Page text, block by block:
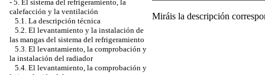
- 5. El sistema del refrigeramiento, la
calefacción y la ventilación
5.1. La descripción técnica
5.2. El levantamiento y la instalación de
las mangas del sistema del refrigeramiento
5.3. El levantamiento, la comprobación y
la instalación del radiador
5.4. El levantamiento, la comprobación y
Miráis la descripción